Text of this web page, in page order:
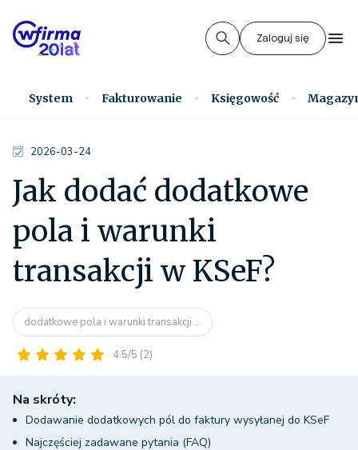
Zaloguj się
System Fakturowanie Księgowość
2026-03-24
Jak dodać dodatkowe
pola i warunki
transakcji w KSeF?
dodatkowe pola i warunki transakcji ...
4.5/5 (2)
Na skróty:
Dodawanie dodatkowych pól do faktury wysyłanej do KSeF
Najczęściej zadawane pytania (FAQ)